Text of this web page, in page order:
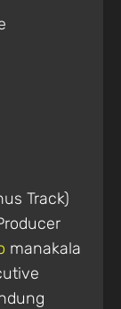
Track)
manakala